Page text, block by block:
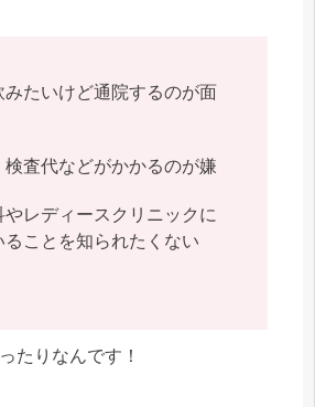
みたいけど通院するのが面
検査代などがかかるのが嫌
やレディースクリニックに
ることを知られたくない
たりなんです！